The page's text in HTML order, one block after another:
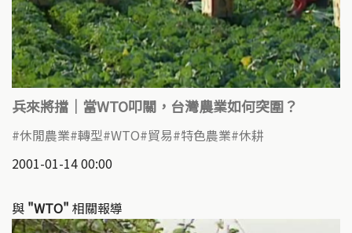
兵來將擋｜當WTO叩關，台灣農業如何突圍？
休閒農業 轉型 WTO 貿易 特色農業 休耕
2001-01-14 00:00
與 "WTO" 相關報導